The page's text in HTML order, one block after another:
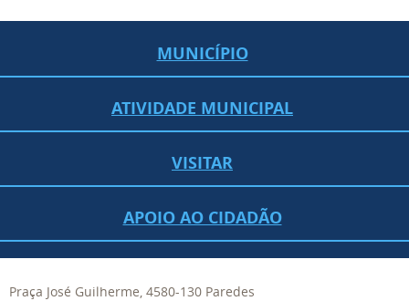
MUNICÍPIO
ATIVIDADE MUNICIPAL
VISITAR
APOIO AO CIDADÃO
Praça José Guilherme, 4580-130 Paredes